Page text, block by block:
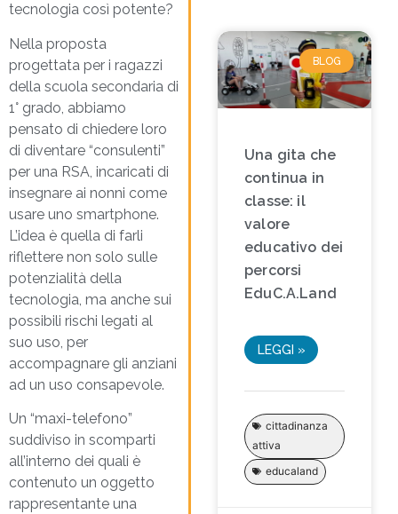
tecnologia così potente?
Nella proposta
progettata per i ragazzi
della scuola secondaria di
1° grado, abbiamo
pensato di chiedere loro
di diventare “consulenti”
per una RSA, incaricati di
insegnare ai nonni come
usare uno smartphone.
L’idea è quella di farli
riflettere non solo sulle
potenzialità della
tecnologia, ma anche sui
possibili rischi legati al
suo uso, per
accompagnare gli anziani
ad un uso consapevole.
Un “maxi-telefono”
suddiviso in scomparti
all’interno dei quali è
contenuto un oggetto
rappresentante una
BLOG
Una gita che
continua in
classe: il
valore
educativo dei
percorsi
EduC.A.Land
LEGGI »
cittadinanza
attiva
educaland